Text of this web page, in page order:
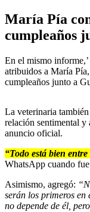
María Pía
cumpleaños
En el mismo
atribuidos a María
cumpleaños junto a
La veterinaria
relación sentimental y
anuncio oficial.
“Todo está bien
WhatsApp cuando
Asimismo, agregó:
serán los primeros en
no depende de él,